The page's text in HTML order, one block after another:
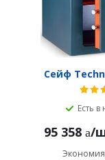
Сейф
Есть
95 358 /
Экономия